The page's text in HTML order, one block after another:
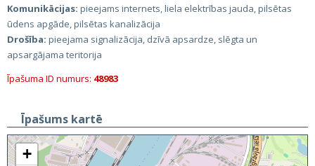
Komunikācijas: pieejams internets, liela elektrības jauda, pilsētas
ūdens apgāde, pilsētas kanalizācija
Drošība: pieejama signalizācija, dzīvā apsardze, slēgta un
apsargājama teritorija
Īpašuma ID numurs: 48983
Īpašums kartē
+